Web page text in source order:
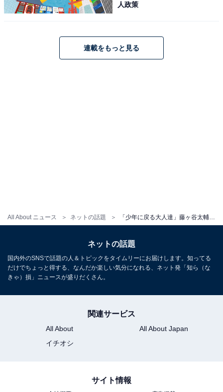
All About ニュース ネットの話題
人政策
連載をもっと見る
ネットの話題
国内外のSNSで話題の人＆トピックをタイムリーにお届けします。知ってる
だけでちょっと得する、なんだか楽しい気分になれる、ネット発「知ら（な
きゃ）損」ニュースが盛りだくさん。
関連サービス
All About
All About Japan
イチオシ
サイト情報